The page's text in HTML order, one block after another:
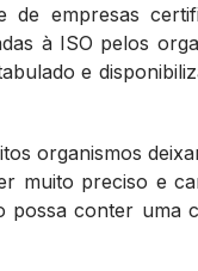
de empresas
à ISO pelos
e
organismos
muito preciso e
conter uma